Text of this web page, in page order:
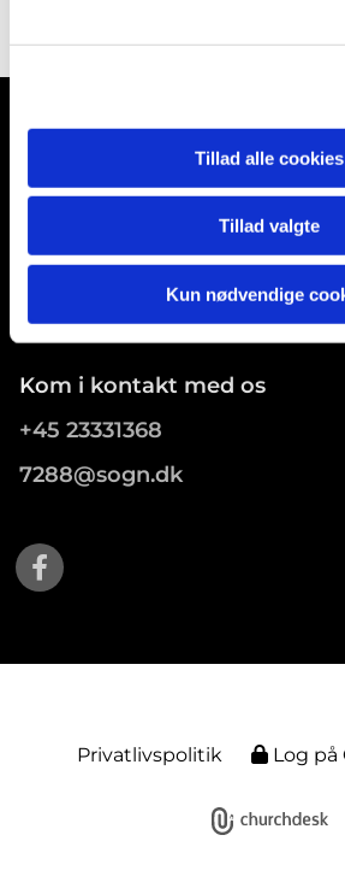
Tillad alle cookies
Tillad valgte
Kun nødvendige
Store Tåstrup Kirke
Tåstrupvej 54
Store Merløse, 4370
Kom i kontakt med os
+45 23331368
7288@sogn.dk
Privatlivspolitik Log på